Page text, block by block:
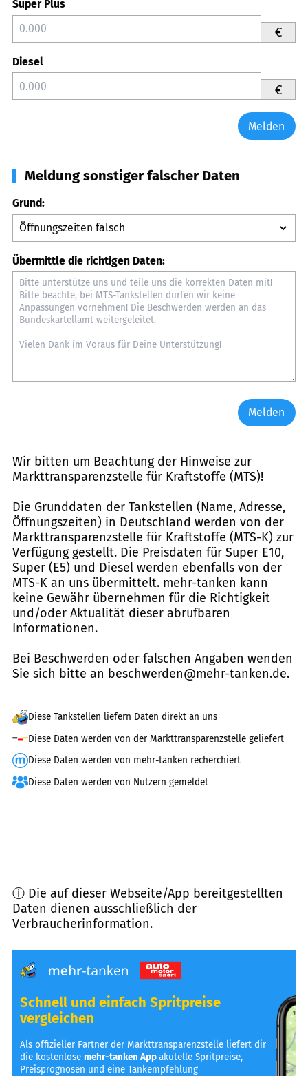
Super Plus
€
Diesel
€
Melden
Meldung sonstiger falscher Daten
Grund:
Übermittle die richtigen Daten:
Melden
Wir bitten um Beachtung der Hinweise zur
Markttransparenzstelle für Kraftstoffe (MTS)!
Die Grunddaten der Tankstellen (Name, Adresse,
Öffnungszeiten) in Deutschland werden von der
Markttransparenzstelle für Kraftstoffe (MTS-K) zur
Verfügung gestellt. Die Preisdaten für Super E10,
Super (E5) und Diesel werden ebenfalls von der
MTS-K an uns übermittelt. mehr-tanken kann
keine Gewähr übernehmen für die Richtigkeit
und/oder Aktualität dieser abrufbaren
Informationen.
Bei Beschwerden oder falschen Angaben wenden
Sie sich bitte an beschwerden@mehr-tanken.de.
Diese Tankstellen liefern Daten direkt an uns
Diese Daten werden von der Markttransparenzstelle geliefert
Diese Daten werden von mehr-tanken recherchiert
Diese Daten werden von Nutzern gemeldet
ⓘ Die auf dieser Webseite/App bereitgestellten
Daten dienen ausschließlich der
Verbraucherinformation.
Schnell und einfach Spritpreise
vergleichen
Als offizieller Partner der Markttransparenzstelle liefert dir
die kostenlosemehr-tanken Appakutelle Spritpreise,
Preisprognosen und eine Tankempfehlung